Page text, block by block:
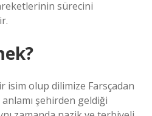
sürecini
isim olup dilimize Farsçadan
şehirden geldiği